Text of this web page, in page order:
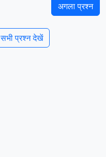
अगला प्रश्न
सभी प्रश्न देखें